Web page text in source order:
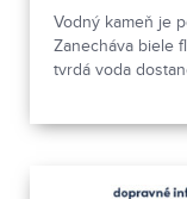
Vodný kameň je
Zanecháva biele
tvrdá voda